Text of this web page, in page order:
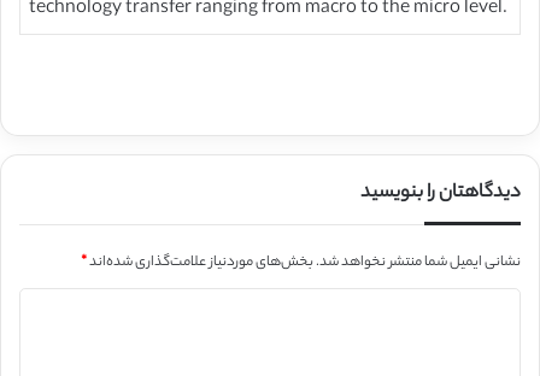
technology transfer ranging from macro to the micro level.
دیدگاهتان را بنویسید
نشانی ایمیل شما منتشر نخواهد شد.بخش‌های موردنیاز علامت‌گذاری شده‌اند*